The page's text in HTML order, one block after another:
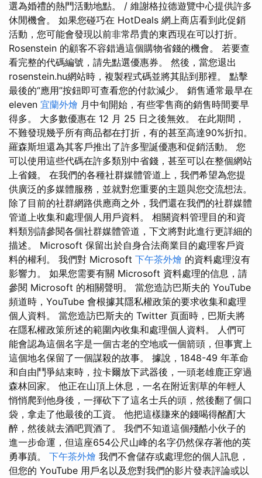
選為婚禮的熱門活動地點。 / 維謝格拉德遊覽中心提供許多
休閒機會。 如果您碰巧在 HotDeals 網上商店看到此促銷
活動，您可能會發現以前非常昂貴的東西現在可以打折。
Rosenstein 的顧客不容錯過這個購物省錢的機會。 若要查
看完整的代碼編號，請先點選優惠券。 然後，當您退出
rosenstein.hu網站時，複製程式碼並將其貼到那裡。 點擊
最後的“應用”按鈕即可查看您的付款減少。 銷售通常最早在
eleven 宜蘭外燴 月中旬開始，有些零售商的銷售時間要早
得多。 大多數優惠在 12 月 25 日之後無效。 在此期間，
不難發現幾乎所有商品都在打折，有的甚至高達90%折扣。
羅森斯坦還為其客戶推出了許多聖誕優惠和促銷活動。 您
可以使用這些代碼在許多類別中省錢，甚至可以在整個網站
上省錢。 在我們的各種社群媒體管道上，我們希望為您提
供廣泛的多媒體服務，並就對您重要的主題與您交流想法。
除了目前的社群網路供應商之外，我們還在我們的社群媒體
管道上收集和處理個人用戶資料。 相關資料管理目的和資
料類別請參閱各個社群媒體管道，下文將對此進行更詳細的
描述。 Microsoft 保留出於自身合法商業目的處理客戶資
料的權利。 我們對 Microsoft 下午茶外燴 的資料處理沒有
影響力。 如果您需要有關 Microsoft 資料處理的信息，請
參閱 Microsoft 的相關聲明。 當您造訪巴斯夫的 YouTube
頻道時，YouTube 會根據其隱私權政策的要求收集和處理
個人資料。 當您造訪巴斯夫的 Twitter 頁面時，巴斯夫將
在隱私權政策所述的範圍內收集和處理個人資料。 人們可
能會認為這個名字是一個古老的空地或一個箭頭，但事實上
這個地名保留了一個謀殺的故事。 據說，1848-49 年革命
和自由鬥爭結束時，拉卡爾放下武器後，一頭老雄鹿正穿過
森林回家。 他正在山頂上休息，一名在附近割草的年輕人
悄悄爬到他身後，一揮砍下了這名士兵的頭，然後翻了個口
袋，拿走了他最後的工資。 他把這樣賺來的錢喝得酩酊大
醉，然後就去酒吧買酒了。 我們不知道這個殘酷小伙子的
進一步命運，但這座654公尺山峰的名字仍然保存著他的英
勇事蹟。 下午茶外燴 我們不會儲存或處理您的個人訊息，
但您的 YouTube 用戶名以及您對我們的影片發表評論或以